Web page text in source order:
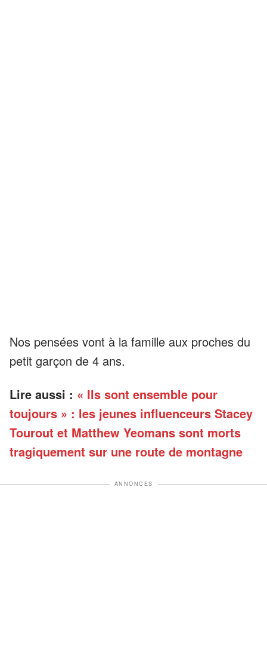
Nos pensées vont à la famille aux proches du
petit garçon de 4 ans.
Lire aussi : « Ils sont ensemble pour
toujours » : les jeunes influenceurs Stacey
Tourout et Matthew Yeomans sont morts
tragiquement sur une route de montagne
ANNONCES